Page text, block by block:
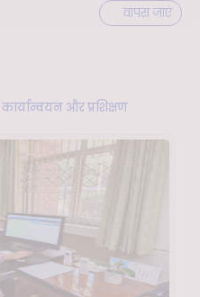
वापस जाएं
और प्रशिक्षण